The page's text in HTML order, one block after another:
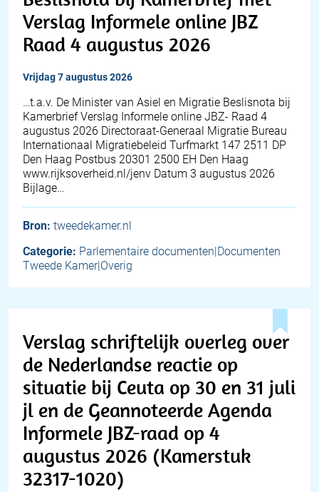
Verslag Informele online JBZ
Raad 4 augustus 2026
vrijdag 7 augustus 2026
…t.a.v. De Minister van Asiel en Migratie Beslisnota bij
Kamerbrief Verslag Informele online JBZ- Raad 4
augustus 2026 Directoraat-Generaal Migratie Bureau
Internationaal Migratiebeleid Turfmarkt 147 2511 DP
Den Haag Postbus 20301 2500 EH Den Haag
www.rijksoverheid.nl/jenv Datum 3 augustus 2026
Bijlage…
Bron: tweedekamer.nl
Categorie: Parlementaire documenten|Documenten
Tweede Kamer|Overig
Verslag schriftelijk overleg over
de Nederlandse reactie op
situatie bij Ceuta op 30 en 31 juli
jl en de Geannoteerde Agenda
Informele JBZ-raad op 4
augustus 2026 (Kamerstuk
32317-1020)